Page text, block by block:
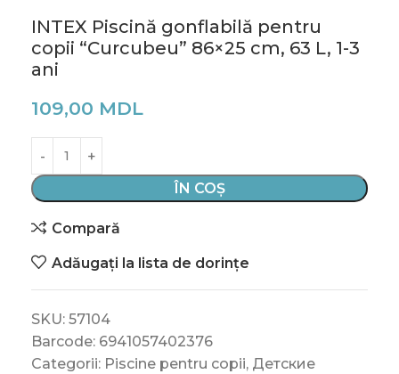
INTEX Piscină gonflabilă pentru
copii “Curcubeu” 86×25 cm, 63 L, 1-3
ani
109,00 MDL
ÎN COȘ
Compară
Adăugați la lista de dorințe
SKU: 57104
Barcode: 6941057402376
Categorii: Piscine pentru copii, Детские